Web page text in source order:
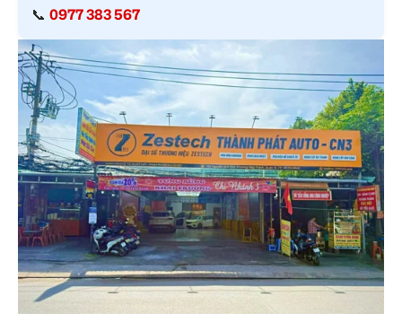
📞 0977 383 567